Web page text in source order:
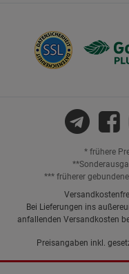
* frühere
*** früherer
Bei Lieferungen ins
anfallenden Versandkosten
Preisangaben inkl.